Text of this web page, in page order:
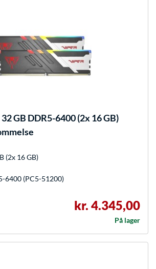
GB DDR5-6400 (2x 16 GB)
(2x 16 GB)
6400 (PC5-51200)
kr. 4.345,00
På lager